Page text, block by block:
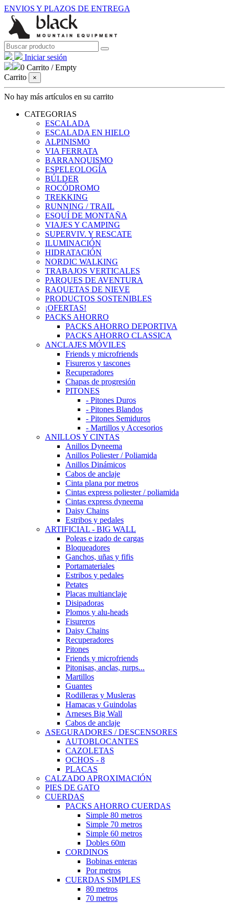
ENVIOS Y PLAZOS DE ENTREGA
Iniciar sesión
0 Carrito /Empty
Carrito
×
No hay más artículos en su carrito
CATEGORIAS
ESCALADA
ESCALADA EN HIELO
ALPINISMO
VIA FERRATA
BARRANQUISMO
ESPELEOLOGÍA
BÚLDER
ROCÓDROMO
TREKKING
RUNNING / TRAIL
ESQUÍ DE MONTAÑA
VIAJES Y CAMPING
SUPERVIV. Y RESCATE
ILUMINACIÓN
HIDRATACIÓN
NORDIC WALKING
TRABAJOS VERTICALES
PARQUES DE AVENTURA
RAQUETAS DE NIEVE
PRODUCTOS SOSTENIBLES
¡OFERTAS!
PACKS AHORRO
PACKS AHORRO DEPORTIVA
PACKS AHORRO CLASSICA
ANCLAJES MÓVILES
Friends y microfriends
Fisureros y tascones
Recuperadores
Chapas de progresión
PITONES
- Pitones Duros
- Pitones Blandos
- Pitones Semiduros
- Martillos y Accesorios
ANILLOS Y CINTAS
Anillos Dyneema
Anillos Poliester / Poliamida
Anillos Dinámicos
Cabos de anclaje
Cinta plana por metros
Cintas express poliester / poliamida
Cintas express dyneema
Daisy Chains
Estribos y pedales
ARTIFICIAL - BIG WALL
Poleas e izado de cargas
Bloqueadores
Ganchos, uñas y fifis
Portamateriales
Estribos y pedales
Petates
Placas multianclaje
Disipadoras
Plomos y alu-heads
Fisureros
Daisy Chains
Recuperadores
Pitones
Friends y microfriends
Pitonisas, anclas, rurps...
Martillos
Guantes
Rodilleras y Musleras
Hamacas y Guindolas
Arneses Big Wall
Cabos de anclaje
ASEGURADORES / DESCENSORES
AUTOBLOCANTES
CAZOLETAS
OCHOS - 8
PLACAS
CALZADO APROXIMACIÓN
PIES DE GATO
CUERDAS
PACKS AHORRO CUERDAS
Simple 80 metros
Simple 70 metros
Simple 60 metros
Dobles 60m
CORDINOS
Bobinas enteras
Por metros
CUERDAS SIMPLES
80 metros
70 metros